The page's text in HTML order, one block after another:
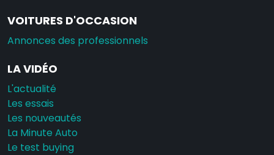
VOITURES D'OCCASION
Annonces des professionnels
LA VIDÉO
L'actualité
Les essais
Les nouveautés
La Minute Auto
Le test buying